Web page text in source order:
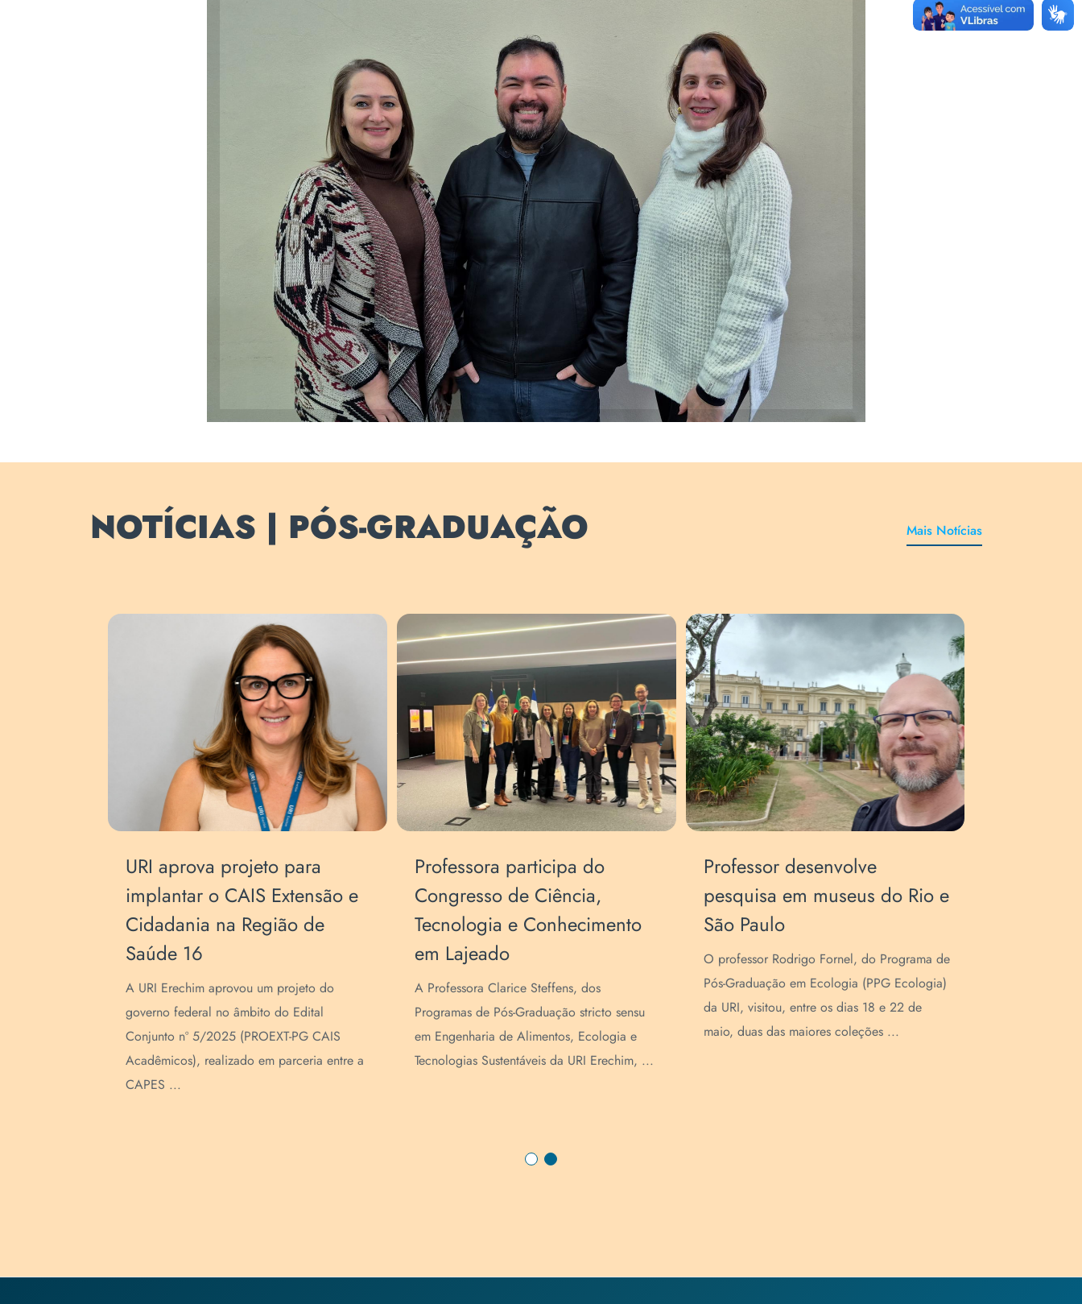
Professores Jamile Zeni, André Keng Wei Hsu e Geciane Toniazzo Backes
são autores das pesquisas
NOTÍCIAS | PÓS-GRADUAÇÃO Mais Notícias
URI aprova projeto para
implantar o CAIS Extensão e
Cidadania na Região de
Saúde 16
A URI Erechim aprovou um projeto do
governo federal no âmbito do Edital
Conjunto nº 5/2025 (PROEXT-PG CAIS
Acadêmicos), realizado em parceria entre a
CAPES ...
Professora participa do
Congresso de Ciência,
Tecnologia e Conhecimento
em Lajeado
A Professora Clarice Steffens, dos
Programas de Pós-Graduação stricto sensu
em Engenharia de Alimentos, Ecologia e
Tecnologias Sustentáveis da URI Erechim, ...
Professor desenvolve
pesquisa em museus do Rio e
São Paulo
O professor Rodrigo Fornel, do Programa de
Pós-Graduação em Ecologia (PPG Ecologia)
da URI, visitou, entre os dias 18 e 22 de
maio, duas das maiores coleções ...